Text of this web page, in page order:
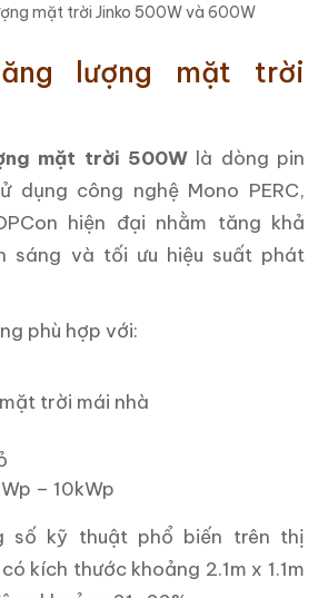
mặt trời Jinko 500W và 600W
lượng mặt trời
mặt trời 500W là dòng pin
dụng công nghệ Mono PERC,
hiện đại nhằm tăng khả
sáng và tối ưu hiệu suất phát
phù hợp với:
trời mái nhà
– 10kWp
số kỹ thuật phổ biến trên thị
kích thước khoảng 2.1m x 1.1m